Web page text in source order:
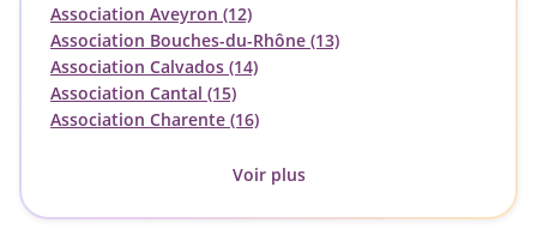
Association Aveyron (12)
Association Bouches-du-Rhône (13)
Association Calvados (14)
Association Cantal (15)
Association Charente (16)
Voir plus